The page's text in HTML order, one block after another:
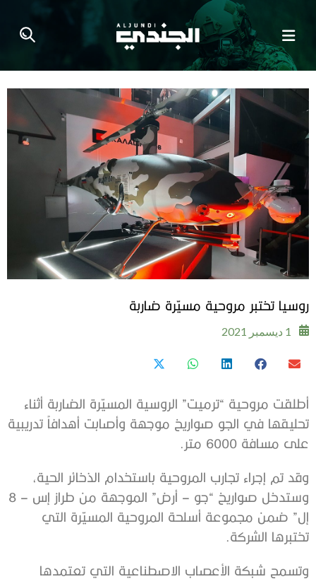
روسيا تختبر مروحية مسيّرة ضاربة
1 ديسمبر 2021
أطلقت مروحية “ترميت” الروسية المسيّرة الضاربة أثناء
تحليقها في الجو صواريخ موجهة وأصابت أهدافاً تدريبية
على مسافة 6000 متر.
وقد تم إجراء تجارب المروحية باستخدام الذخائر الحية،
وستدخل صواريخ “جو – أرض” الموجهة من طراز إس – 8
إل” ضمن مجموعة أسلحة المروحية المسيّرة التي
تختبرها الشركة.
وتسمح شبكة الأعصاب الاصطناعية التي تعتمدها